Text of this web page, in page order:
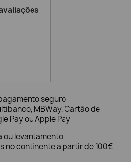
seguro
MBWay, Cartão de
Pay ou Apple Pay
ou levantamento
no continente a partir de 100€